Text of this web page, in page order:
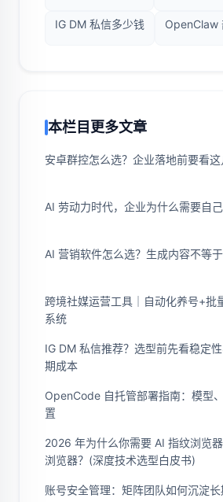
IG DM 私信多少钱 OpenClaw
本栏目更多文章
安卓群控怎么选？企业落地前要看
AI 劳动力时代，企业为什么需要自
AI 营销软件怎么选？生成内容不等
跨境社媒运营工具｜自动化养号+批
系统
IG DM 私信推荐？选型前先看稳定
期成本
OpenCode 自托管部署指南：模型
置
2026 年为什么你需要 AI 指纹浏览
浏览器？(深度技术选型白皮书)
账号安全管理：矩阵团队如何沉淀